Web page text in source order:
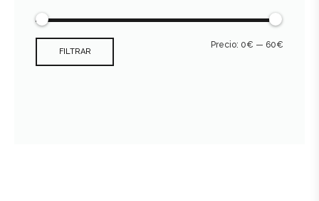
FILTRAR
Precio: 0€ — 60€